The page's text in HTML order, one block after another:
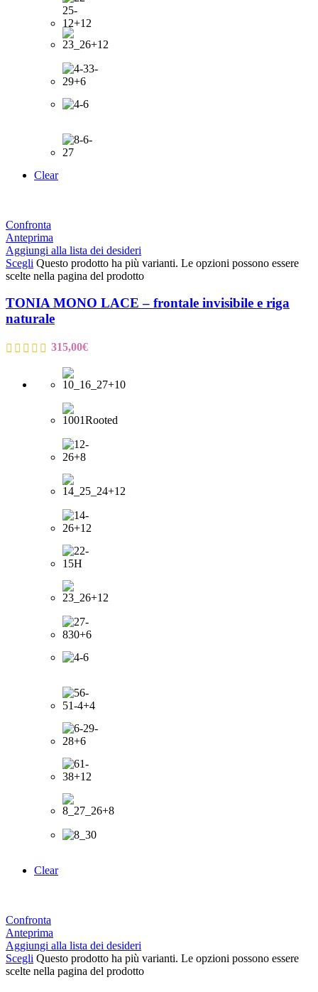
Clear
Confronta
Anteprima
Aggiungi alla lista dei desideri
Scegli Questo prodotto ha più varianti. Le opzioni possono essere
scelte nella pagina del prodotto
TONIA MONO LACE – frontale invisibile e riga
naturale
315,00€
Clear
Confronta
Anteprima
Aggiungi alla lista dei desideri
Scegli Questo prodotto ha più varianti. Le opzioni possono essere
scelte nella pagina del prodotto